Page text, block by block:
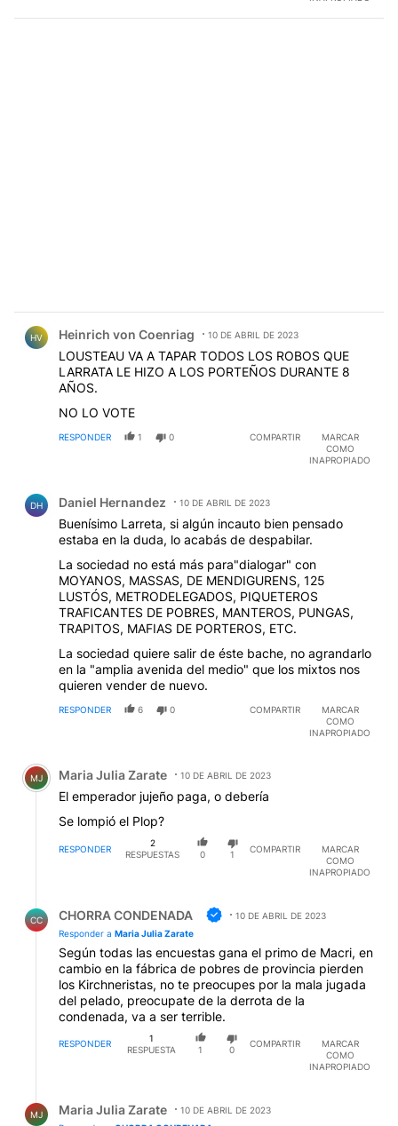
HV Heinrich von Coenriag 10 DE ABRIL DE 2023
LOUSTEAU VA A TAPAR TODOS LOS ROBOS QUE
LARRATA LE HIZO A LOS PORTEÑOS DURANTE 8
AÑOS.
NO LO VOTE
RESPONDER 1 0 COMPARTIR
MARCAR
COMO
INAPROPIADO
DH Daniel Hernandez 10 DE ABRIL DE 2023
Buenísimo Larreta, si algún incauto bien pensado
estaba en la duda, lo acabás de despabilar.
La sociedad no está más para"dialogar" con
MOYANOS, MASSAS, DE MENDIGURENS, 125
LUSTÓS, METRODELEGADOS, PIQUETEROS
TRAFICANTES DE POBRES, MANTEROS, PUNGAS,
TRAPITOS, MAFIAS DE PORTEROS, ETC.
La sociedad quiere salir de éste bache, no agrandarlo
en la "amplia avenida del medio" que los mixtos nos
quieren vender de nuevo.
RESPONDER 6 0 COMPARTIR
MARCAR
COMO
INAPROPIADO
Comentario de Maria Julia Zarate.
MJ Maria Julia Zarate 10 DE ABRIL DE 2023
El emperador jujeño paga, o debería
Se lompió el Plop?
RESPONDER
2
RESPUESTAS
0 1
COMPARTIR
MARCAR
COMO
INAPROPIADO
CC CHORRA CONDENADA
10 DE ABRIL DE 2023
Responder a Maria Julia Zarate
Según todas las encuestas gana el primo de Macri, en
cambio en la fábrica de pobres de provincia pierden
los Kirchneristas, no te preocupes por la mala jugada
del pelado, preocupate de la derrota de la
condenada, va a ser terrible.
RESPONDER
1
RESPUESTA
1 0
COMPARTIR
MARCAR
COMO
INAPROPIADO
MJ Maria Julia Zarate
10 DE ABRIL DE 2023